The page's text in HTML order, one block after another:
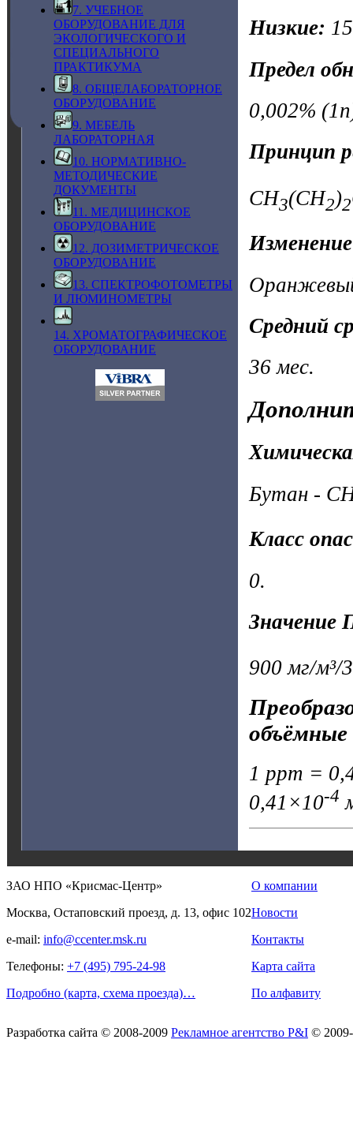
7. УЧЕБНОЕ
ОБОРУДОВАНИЕ ДЛЯ
ЭКОЛОГИЧЕСКОГО И
СПЕЦИАЛЬНОГО
ПРАКТИКУМА
8. ОБЩЕЛАБОРАТОРНОЕ
ОБОРУДОВАНИЕ
9. МЕБЕЛЬ
ЛАБОРАТОРНАЯ
10. НОРМАТИВНО-
МЕТОДИЧЕСКИЕ
ДОКУМЕНТЫ
11. МЕДИЦИНСКОЕ
ОБОРУДОВАНИЕ
12. ДОЗИМЕТРИЧЕСКОЕ
ОБОРУДОВАНИЕ
13. СПЕКТРОФОТОМЕТРЫ
И ЛЮМИНОМЕТРЫ
14. ХРОМАТОГРАФИЧЕСКОЕ
ОБОРУДОВАНИЕ
Низкие:
Предел
0,002%
Принцип
CH3(CH2)2
Средний
36 мес.
Бутан -
Класс
0.
Значение
900 мг/м³/
объёмные
1 ppm =
0,41×10-4
ЗАО НПО «Крисмас-Центр»
Москва, Остаповский проезд, д. 13, офис 102
e-mail: info@ccenter.msk.ru
Телефоны: +7 (495) 795-24-98
Подробно (карта, схема проезда)…
О компании
Новости
Контакты
Карта сайта
По алфавиту
Разработка сайта © 2008-2009 Рекламное агентство P&I ©